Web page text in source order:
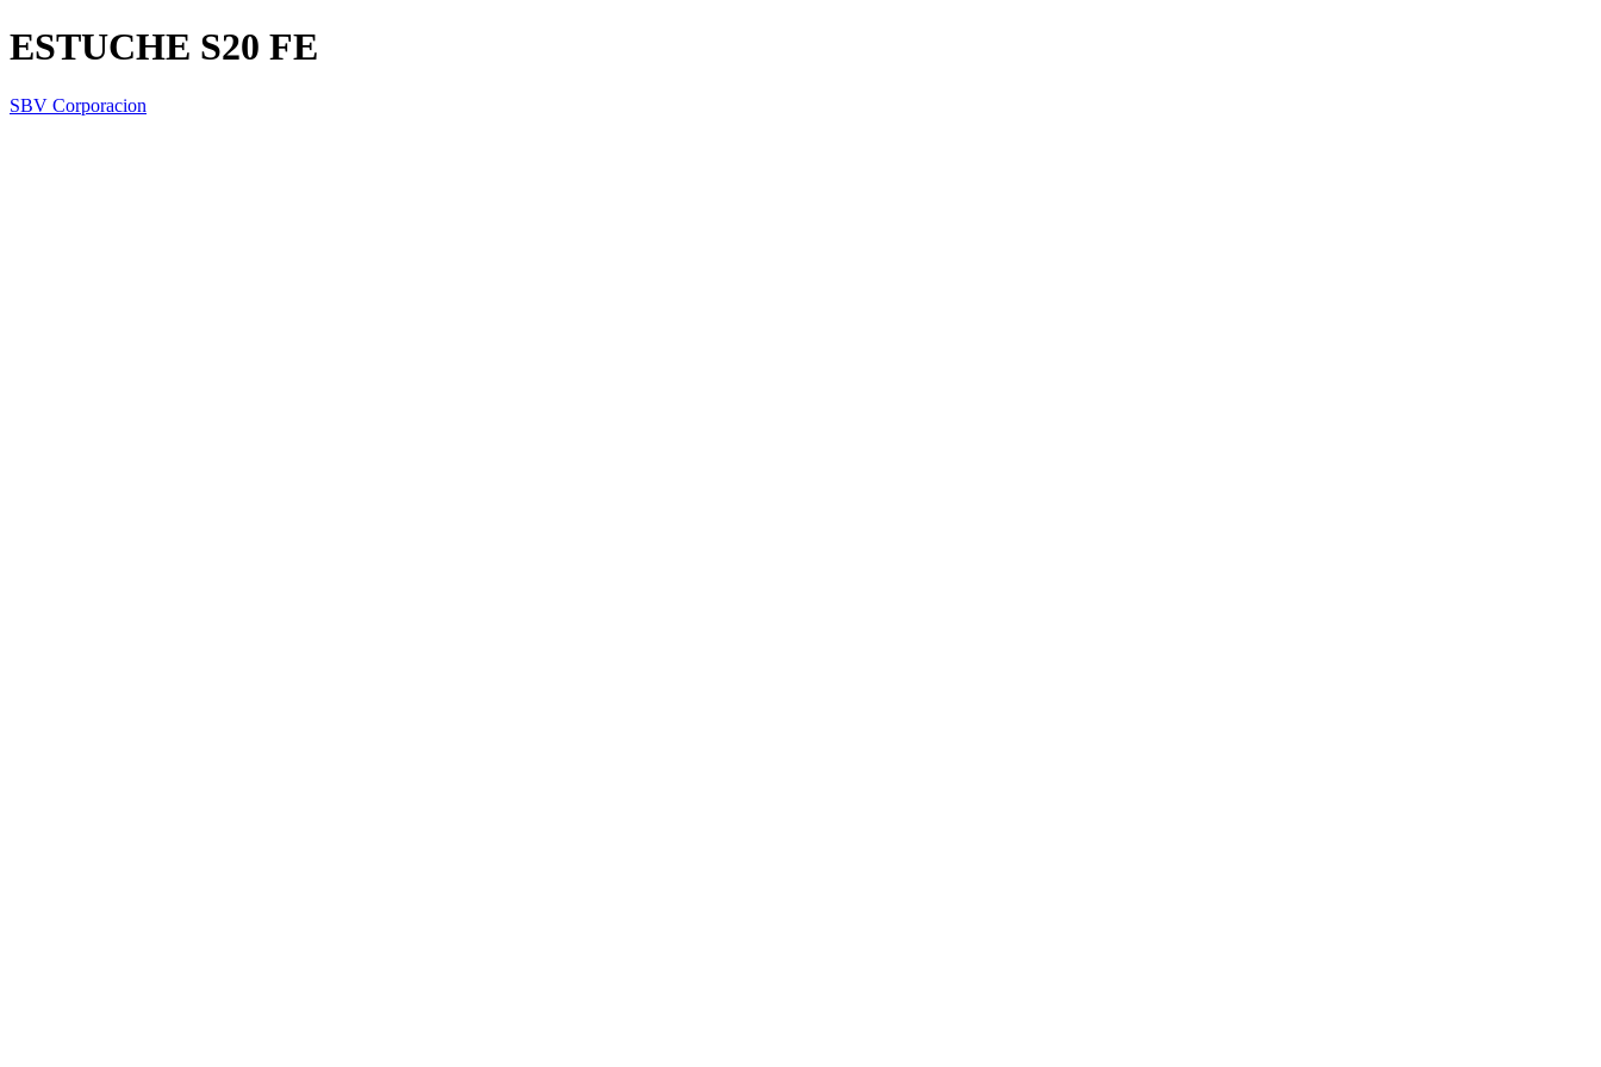
ESTUCHE S20 FE
SBV Corporacion